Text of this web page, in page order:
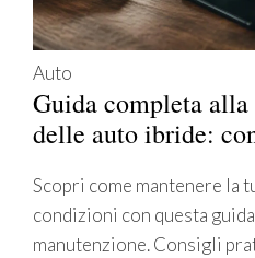
Auto
Guida completa
delle auto ibride:
Scopri come mantenere la
condizioni con questa
manutenzione. Consigli